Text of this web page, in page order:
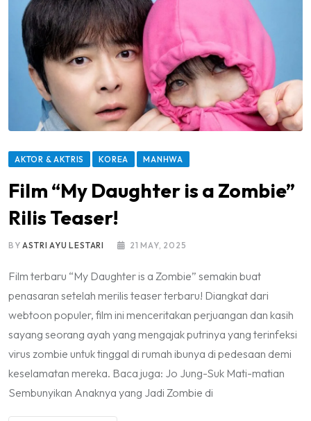
AKTOR & AKTRIS KOREA MANHWA
Film “My Daughter is a Zombie”
Rilis Teaser!
BYASTRI AYU LESTARI 21 MAY, 2025
Film terbaru “My Daughter is a Zombie” semakin buat
penasaran setelah merilis teaser terbaru! Diangkat dari
webtoon populer, film ini menceritakan perjuangan dan kasih
sayang seorang ayah yang mengajak putrinya yang terinfeksi
virus zombie untuk tinggal di rumah ibunya di pedesaan demi
keselamatan mereka. Baca juga: Jo Jung-Suk Mati-matian
Sembunyikan Anaknya yang Jadi Zombie di